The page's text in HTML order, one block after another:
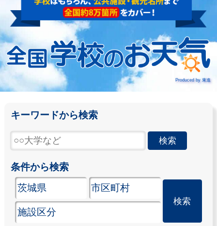
Produced by 東進
キーワードから検索
条件から検索